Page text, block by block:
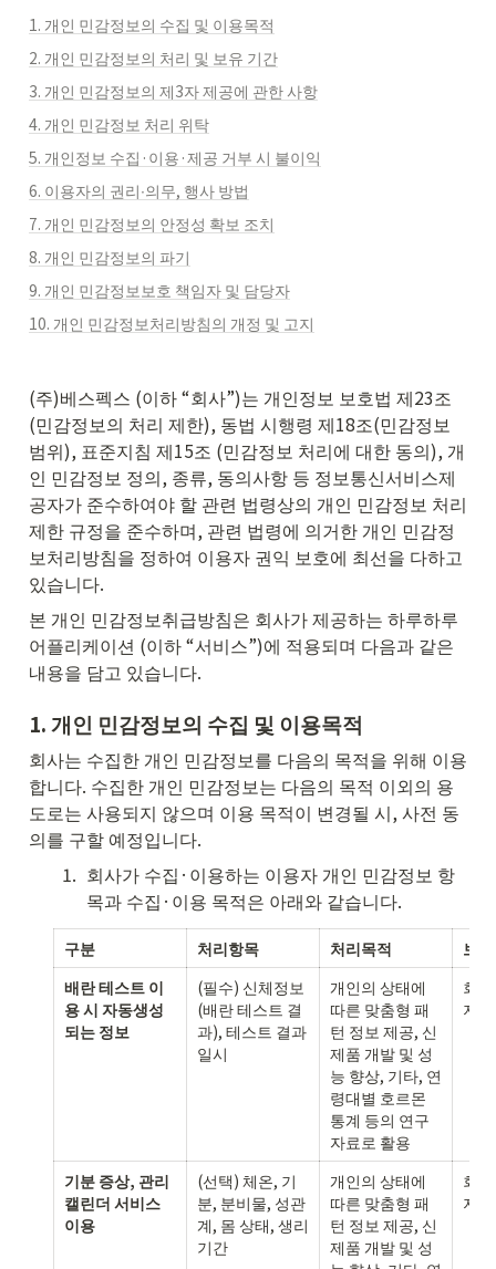
1. 개인 민감정보의 수집 및 이용목적
2. 개인 민감정보의 처리 및 보유 기간
3. 개인 민감정보의 제3자 제공에 관한 사항
4. 개인 민감정보 처리 위탁
5. 개인정보 수집·이용·제공 거부 시 불이익
6. 이용자의 권리∙의무, 행사 방법
7. 개인 민감정보의 안정성 확보 조치
8. 개인 민감정보의 파기
9. 개인 민감정보보호 책임자 및 담당자
10. 개인 민감정보처리방침의 개정 및 고지
(주)베스펙스 (이하 “회사”)는 개인정보 보호법 제23조
(민감정보의 처리 제한), 동법 시행령 제18조(민감정보
범위), 표준지침 제15조 (민감정보 처리에 대한 동의), 개
인 민감정보 정의, 종류, 동의사항 등 정보통신서비스제
공자가 준수하여야 할 관련 법령상의 개인 민감정보 처리
제한 규정을 준수하며, 관련 법령에 의거한 개인 민감정
보처리방침을 정하여 이용자 권익 보호에 최선을 다하고
있습니다.
본 개인 민감정보취급방침은 회사가 제공하는 하루하루
어플리케이션 (이하 “서비스”)에 적용되며 다음과 같은
내용을 담고 있습니다.
1. 개인 민감정보의 수집 및 이용목적
회사는 수집한 개인 민감정보를 다음의 목적을 위해 이용
합니다. 수집한 개인 민감정보는 다음의 목적 이외의 용
도로는 사용되지 않으며 이용 목적이 변경될 시, 사전 동
의를 구할 예정입니다.
1. 회사가 수집·이용하는 이용자 개인 민감정보 항
목과 수집·이용 목적은 아래와 같습니다.
구분 처리항목 처리목적
보
배란테스트 이
용 시 자동생성
되는 정보
(필수) 신체정보
(배란 테스트 결
과), 테스트 결과
일시
개인의 상태에
따른 맞춤형 패
턴 정보 제공, 신
제품 개발 및 성
능 향상, 기타, 연
령대별 호르몬
통계 등의 연구
자료로 활용
회
지
기분 증상, 관리
캘린더 서비스
이용
(선택) 체온, 기
분, 분비물, 성관
계, 몸 상태, 생리
기간
개인의 상태에
따른 맞춤형 패
턴 정보 제공, 신
제품 개발 및 성
회
지